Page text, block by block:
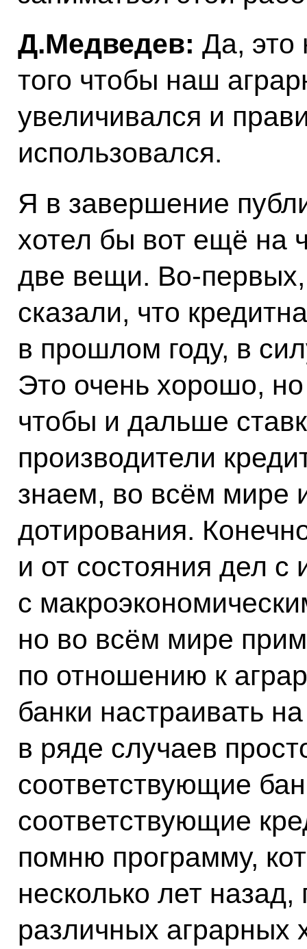
Д.Медведев: Да, это
того чтобы наш
увеличивался и
использовался.
Я в завершение
хотел бы вот ещё на
две вещи.
сказали, что
в прошлом году, в
Это очень хорошо,
чтобы и дальше
производители
знаем, во всём мире
дотирования.
и от состояния дел
с
но во всём мире
по отношению к
банки настраивать
в ряде случаев
соответствующие
соответствующие
помню программу,
несколько лет
различных аграрных